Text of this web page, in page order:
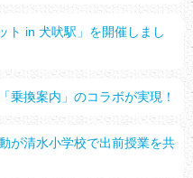
ト in 犬吠駅」を開催しまし
乗換案内」のコラボが実現！
が清水小学校で出前授業を共